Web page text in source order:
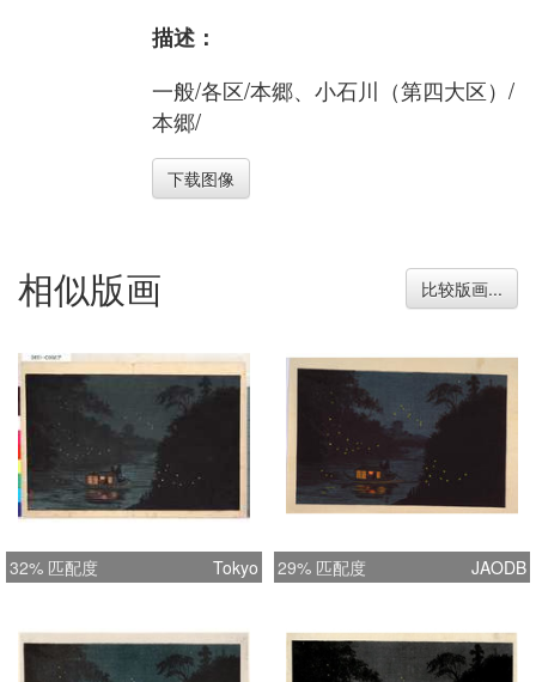
描述：
一般/各区/本郷、小石川（第四大区）/
本郷/
下载图像
相似版画 比较版画...
32% 匹配度 Tokyo 29% 匹配度 JAODB